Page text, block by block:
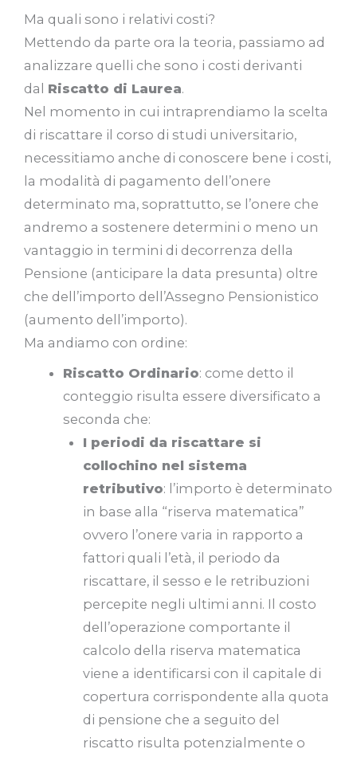
Ma quali sono i relativi costi?
Mettendo da parte ora la teoria, passiamo ad
analizzare quelli che sono i costi derivanti
dal Riscatto di Laurea.
Nel momento in cui intraprendiamo la scelta
di riscattare il corso di studi universitario,
necessitiamo anche di conoscere bene i costi,
la modalità di pagamento dell’onere
determinato ma, soprattutto, se l’onere che
andremo a sostenere determini o meno un
vantaggio in termini di decorrenza della
Pensione (anticipare la data presunta) oltre
che dell’importo dell’Assegno Pensionistico
(aumento dell’importo).
Ma andiamo con ordine:
Riscatto Ordinario: come detto il
conteggio risulta essere diversificato a
seconda che:
I periodi da riscattare si
collochino nel sistema
retributivo: l’importo è determinato
in base alla “riserva matematica”
ovvero l’onere varia in rapporto a
fattori quali l’età, il periodo da
riscattare, il sesso e le retribuzioni
percepite negli ultimi anni. Il costo
dell’operazione comportante il
calcolo della riserva matematica
viene a identificarsi con il capitale di
copertura corrispondente alla quota
di pensione che a seguito del
riscatto risulta potenzialmente o